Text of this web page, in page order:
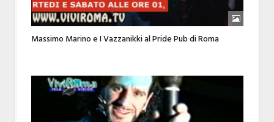
Massimo Marino e I Vazzanikki al Pride Pub di Roma